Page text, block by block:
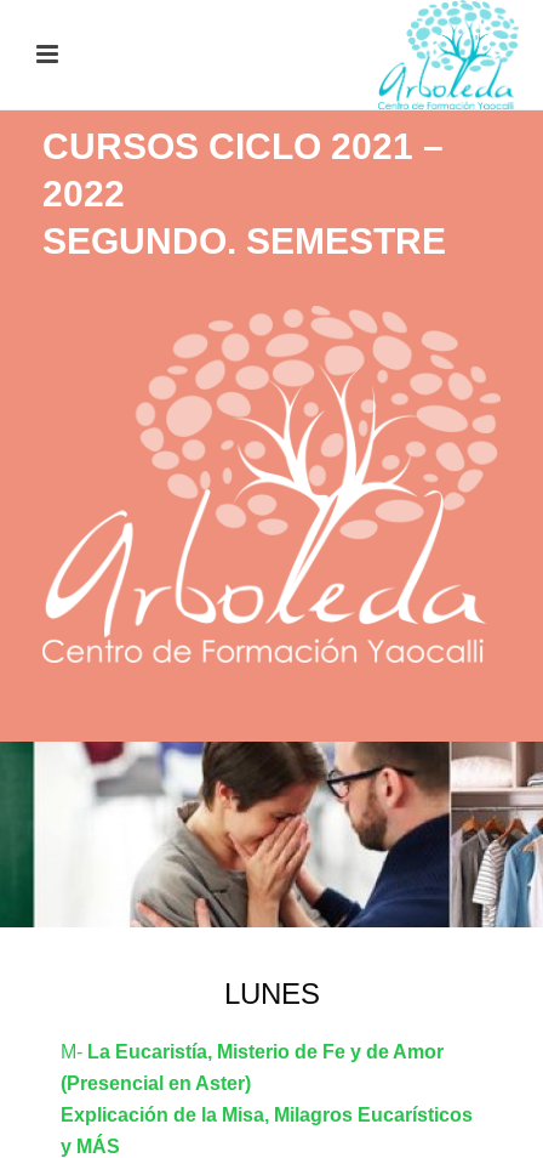
CURSOS CICLO 2021 –
2022
SEGUNDO. SEMESTRE
LUNES
M- La Eucaristía, Misterio de Fe y de Amor
(Presencial en Aster)
Explicación de la Misa, Milagros Eucarísticos
y MÁS